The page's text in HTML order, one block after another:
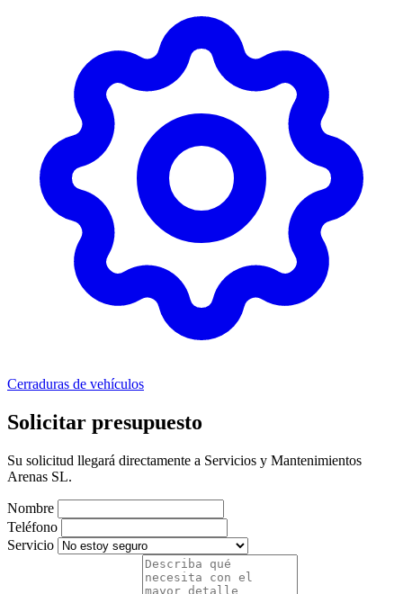
Cerraduras de vehículos
Solicitar presupuesto
Su solicitud llegará directamente a Servicios y Mantenimientos
Arenas SL.
Nombre
Teléfono
Servicio